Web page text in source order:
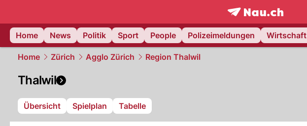
frontpage.NAU.ch
Home
News Politik Sport People Polizeimeldungen Wirtschaft
Home Zürich Agglo Zürich Region Thalwil
Thalwil
Übersicht Spielplan Tabelle